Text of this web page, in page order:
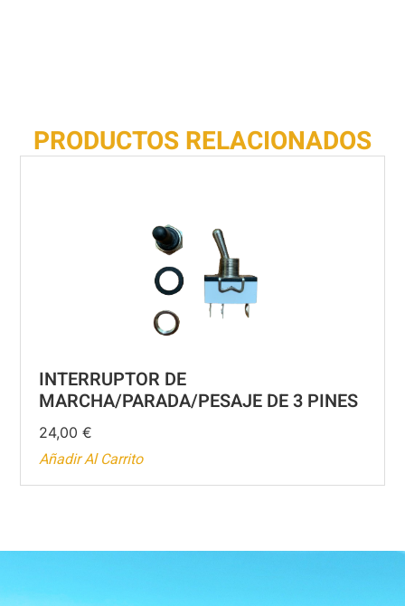
PRODUCTOS RELACIONADOS
INTERRUPTOR DE
MARCHA/PARADA/PESAJE DE 3 PINES
24,00€
Añadir Al Carrito